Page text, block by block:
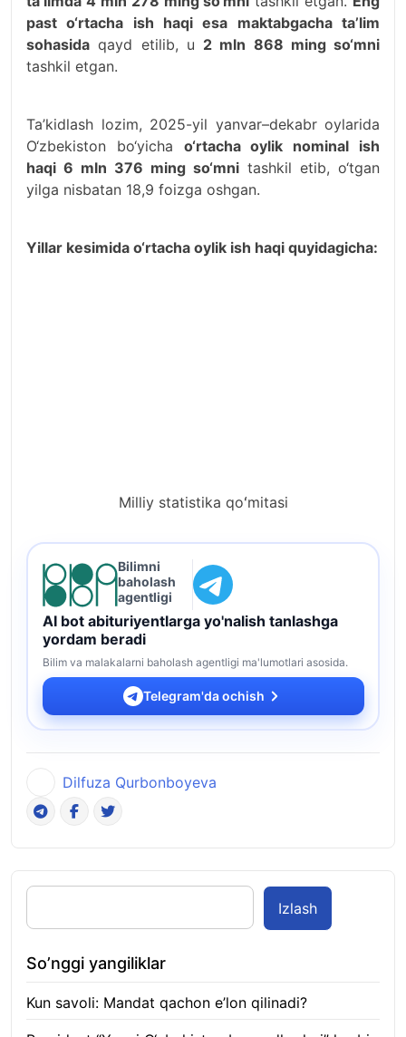
past o‘rtacha ish haqi esa maktabgacha ta’lim
sohasida qayd etilib, u 2 mln 868 ming so‘mni
tashkil etgan.
Ta’kidlash lozim, 2025-yil yanvar–dekabr oylarida
O‘zbekiston bo‘yicha o‘rtacha oylik nominal ish
haqi 6 mln 376 ming so‘mni tashkil etib, o‘tgan
yilga nisbatan 18,9 foizga oshgan.
Yillar kesimida o‘rtacha oylik ish haqi quyidagicha:
Milliy statistika qoʻmitasi
Bilimni
baholash
agentligi
AI bot abituriyentlarga yo'nalish tanlashga
yordam beradi
Bilim va malakalarni baholash agentligi ma'lumotlari asosida.
Telegram'da ochish
Dilfuza Qurbonboyeva
Izlash
So’nggi yangiliklar
Kun savoli: Mandat qachon e’lon qilinadi?